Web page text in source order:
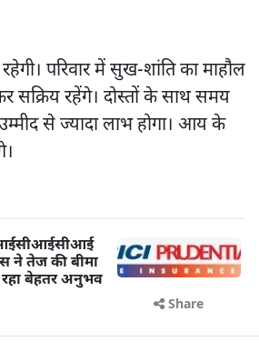
परिवार में सुख-शांति का माहौल
सक्रिय रहेंगे। दोस्तों के साथ समय
उम्मीद से ज्यादा लाभ होगा। आय के
ने तेज की बीमा
रहा बेहतर अनुभव
Share